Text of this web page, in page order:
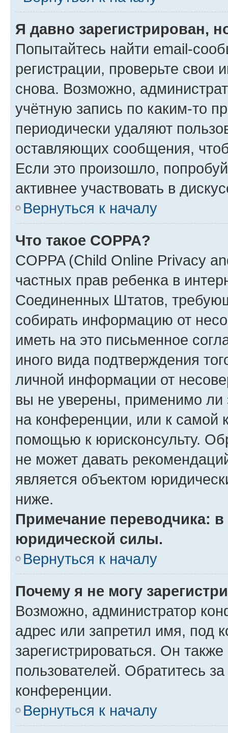
Я давно зарегистрирован,
Попытайтесь найти email-
регистрации, проверьте свои
снова. Возможно,
учётную запись по каким-то
периодически удаляют
оставляющих сообщения,
Если это произошло,
активнее участвовать в
Вернуться к началу
Что такое COPPA?
COPPA (Child Online Privacy
частных прав ребенка в
Соединенных Штатов,
собирать информацию от
иметь на это письменное
иного вида подтверждения
личной информации от
вы не уверены, применимо ли
на конференции, или к самой
помощью к юрисконсульту.
не может давать
является объектом
ниже.
Примечание переводчика:
юридической силы.
Вернуться к началу
Почему я не могу
Возможно, администратор
адрес или запретил имя, под
зарегистрироваться. Он
пользователей. Обратитесь
конференции.
Вернуться к началу